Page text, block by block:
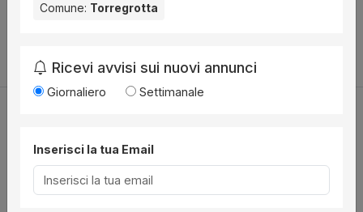
Prova a modificare i parametri di ricerca:
Utilità
Chi siamo
Comune: Torregrotta
Ricevi avvisi sui nuovi annunci
Giornaliero Settimanale
Inserisci la tua Email